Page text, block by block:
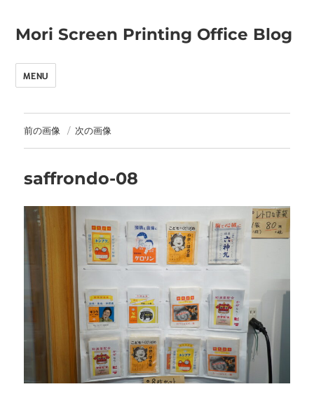
Mori Screen Printing Office Blog
MENU
前の画像 次の画像
saffrondo-08